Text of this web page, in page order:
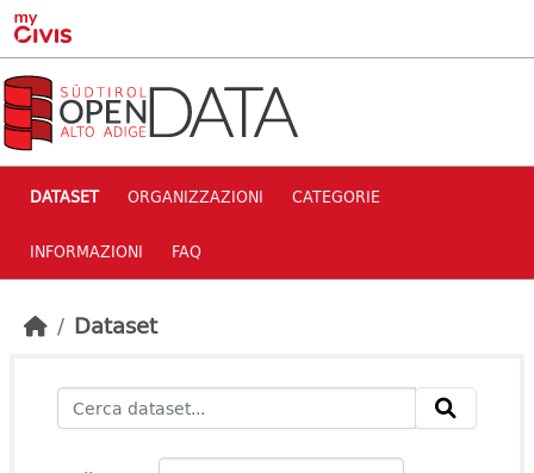
Skip to main content
DATASET ORGANIZZAZIONI CATEGORIE
INFORMAZIONI FAQ
Dataset